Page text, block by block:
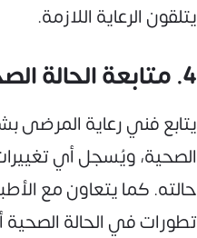
يتلقون الرعاية اللازمة.
4. متابعة الحالة الصحية للمريض
يتابع فني رعاية المرضى
الصحية، ويُسجل أي
حالته. كما يتعاون مع
تطورات في الحالة الصحية